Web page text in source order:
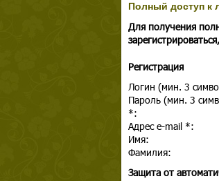
Полный доступ к
Для получения
Регистрация
Логин (мин. 3
Пароль (мин. 3
*:
Адрес e-mail *:
Имя:
Фамилия:
Защита от